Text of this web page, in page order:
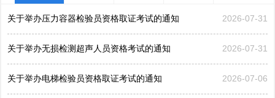
关于举办压力容器检验员资格取证考试的通知 2026-07-31
关于举办无损检测超声人员资格考试的通知 2026-07-31
关于举办电梯检验员资格取证考试的通知 2026-07-06